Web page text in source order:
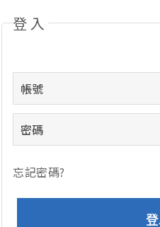
登入
忘記密碼?